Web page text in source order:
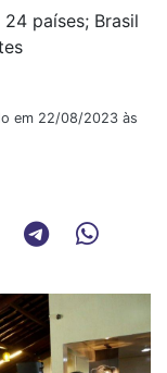
países; Brasil
em 22/08/2023 às